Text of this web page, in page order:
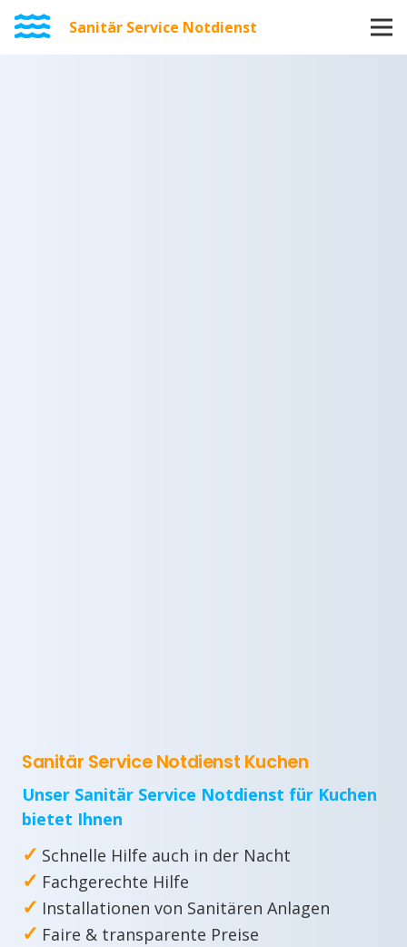
Sanitär Service Notdienst
Sanitär Service Notdienst Kuchen
Unser Sanitär Service Notdienst für Kuchen
bietet Ihnen
✓ Schnelle Hilfe auch in der Nacht
✓ Fachgerechte Hilfe
✓ Installationen von Sanitären Anlagen
✓ Faire & transparente Preise